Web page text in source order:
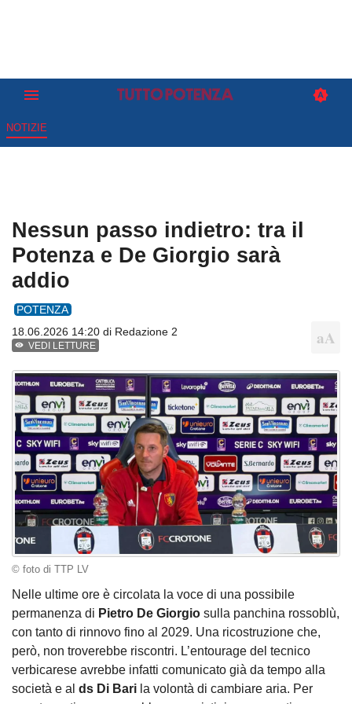
NOTIZIE
Nessun passo indietro: tra il
Potenza e De Giorgio sarà
addio
POTENZA
18.06.2026 14:20 di Redazione 2
VEDI LETTURE
© foto di TTP LV
Nelle ultime ore è circolata la voce di una possibile
permanenza di Pietro De Giorgio sulla panchina rossoblù,
con tanto di rinnovo fino al 2029. Una ricostruzione che,
però, non troverebbe riscontri. L’entourage del tecnico
verbicarese avrebbe infatti comunicato già da tempo alla
società e al ds Di Bari la volontà di cambiare aria. Per